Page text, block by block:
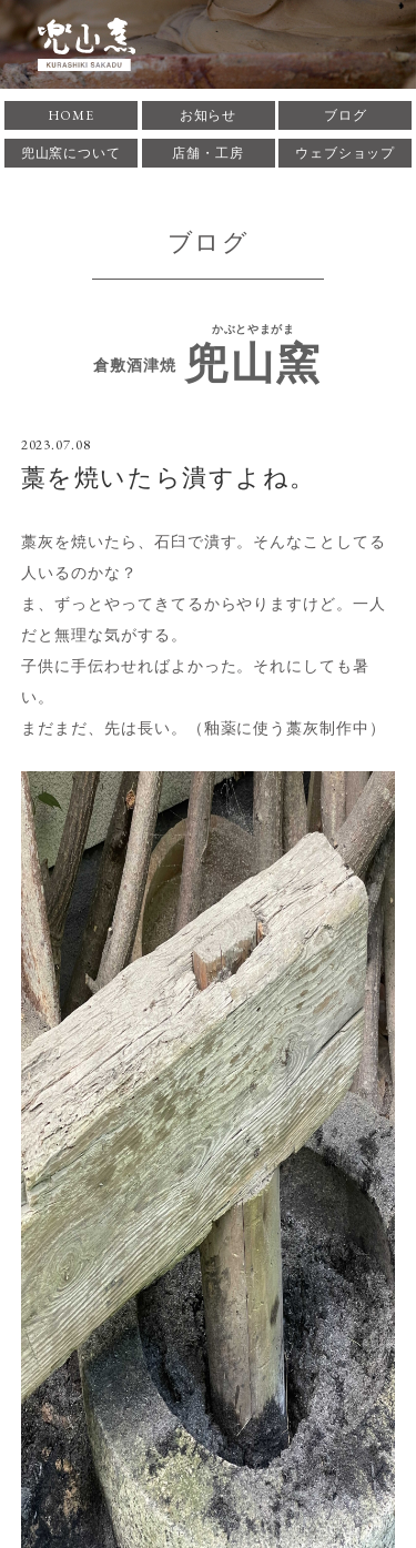
倉敷酒津焼 兜山窯 かぶ
とやまがま 岡山県倉敷市
に築窯。酒津焼兜山窯の
をしています。
HOME お知らせ ブログ
兜山窯について 店舗・工房 ウェブショップ
ブログ
倉敷酒津焼
かぶとやまがま
兜山窯
2023.07.08
藁を焼いたら潰すよね。
藁灰を焼いたら、石臼で潰す。そんなことしてる
人いるのかな？
ま、ずっとやってきてるからやりますけど。一人
だと無理な気がする。
子供に手伝わせればよかった。それにしても暑
い。
まだまだ、先は長い。（釉薬に使う藁灰制作中）